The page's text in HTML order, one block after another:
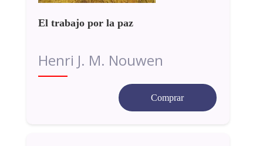
El trabajo por la paz
Henri J. M. Nouwen
Comprar